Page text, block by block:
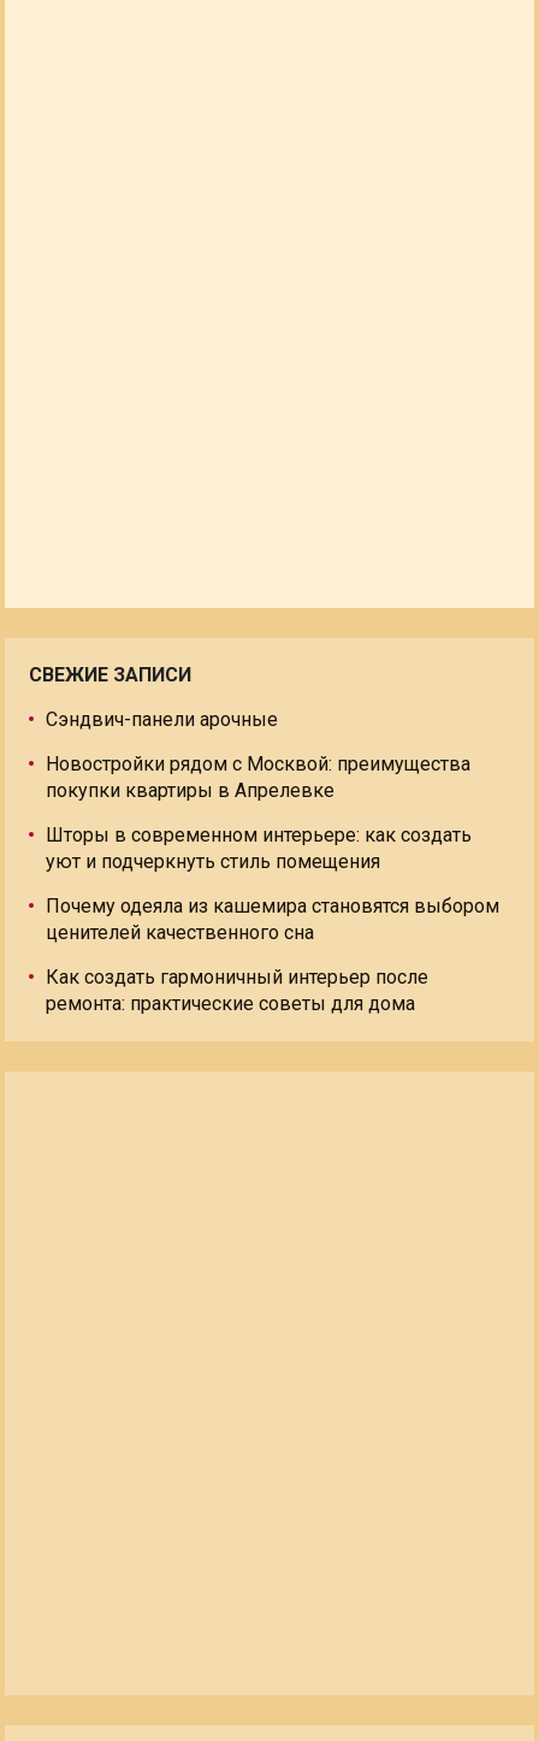
СВЕЖИЕ ЗАПИСИ
Сэндвич-панели арочные
Новостройки рядом с Москвой: преимущества
покупки квартиры в Апрелевке
Шторы в современном интерьере: как создать
уют и подчеркнуть стиль помещения
Почему одеяла из кашемира становятся выбором
ценителей качественного сна
Как создать гармоничный интерьер после
ремонта: практические советы для дома